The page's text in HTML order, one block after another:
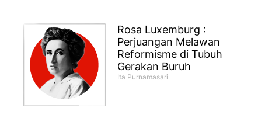
Rosa Luxemburg :
Perjuangan Melawan
Reformisme di Tubuh
Gerakan Buruh
Ita Purnamasari